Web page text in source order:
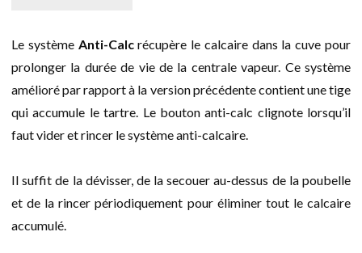
Le système Anti-Calcrécupère le calcaire dans la cuve pour
prolonger la durée de vie de la centrale vapeur. Ce système
amélioré par rapport à la version précédente contient une tige
qui accumule le tartre. Le bouton anti-calc clignote lorsqu’il
faut vider et rincer le système anti-calcaire.
Il suffit de la dévisser, de la secouer au-dessus de la poubelle
et de la rincer périodiquement pour éliminer tout le calcaire
accumulé.